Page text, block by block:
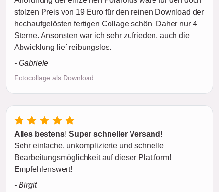
stolzen Preis von 19 Euro für den reinen Download der
hochaufgelösten fertigen Collage schön. Daher nur 4
Sterne. Ansonsten war ich sehr zufrieden, auch die
Abwicklung lief reibungslos.
- Gabriele
Fotocollage als Download
Alles bestens! Super schneller Versand!
Sehr einfache, unkomplizierte und schnelle
Bearbeitungsmöglichkeit auf dieser Plattform!
Empfehlenswert!
- Birgit